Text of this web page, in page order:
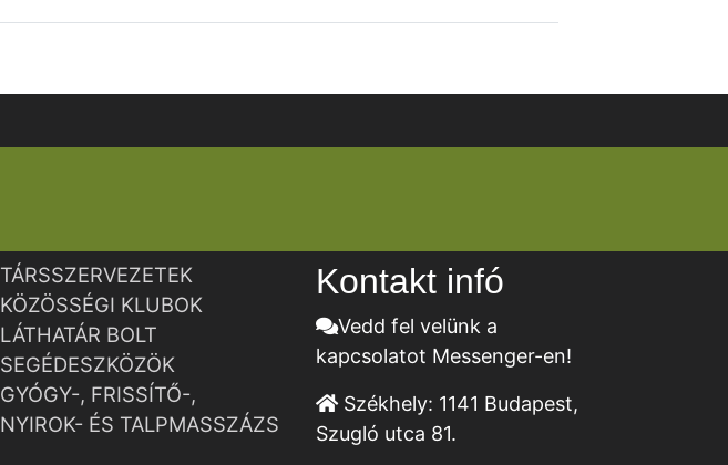
TÁRSSZERVEZETEK
KÖZÖSSÉGI KLUBOK
LÁTHATÁR BOLT
SEGÉDESZKÖZÖK
GYÓGY-, FRISSÍTŐ-,
NYIROK- ÉS TALPMASSZÁZS
Kontakt infó
Vedd fel velünk a
kapcsolatot Messenger-en!
Székhely: 1141 Budapest,
Szugló utca 81.